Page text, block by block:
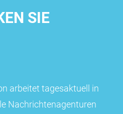
SIE
arbeitet tagesaktuell in
Nachrichtenagenturen